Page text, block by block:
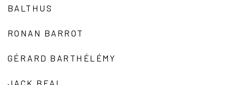
BALTHUS
RONAN BARROT
GÉRARD BARTHÉLÉMY
JACK BEAL